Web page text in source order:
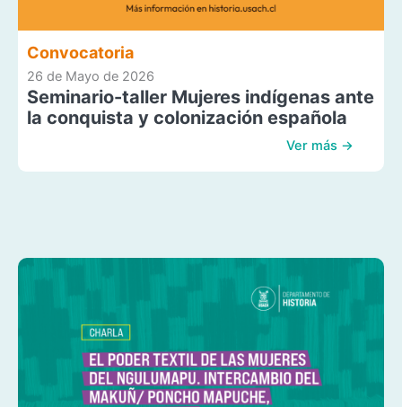
Convocatoria
26 de Mayo de 2026
Seminario-taller Mujeres indígenas ante
la conquista y colonización española
Ver más →